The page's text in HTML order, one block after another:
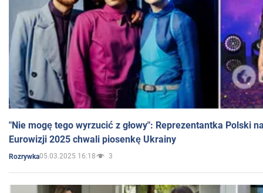
"Nie mogę tego wyrzucić z głowy": Reprezentantka Polski
Eurowizji 2025 chwali piosenkę Ukrainy
Rozrywka05.03.2025 16:18 3